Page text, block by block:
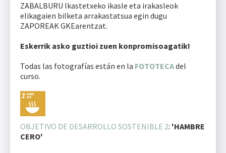
ZABALBURU Ikastetxeko ikasle eta irakasleok
elikagaien bilketa arrakastatsua egin dugu
ZAPOREAK GKEarentzat.
Eskerrik asko guztioi zuen konpromisoagatik!
Todas las fotografías están en la FOTOTECAdel
curso.
OBJETIVO DE DESARROLLO SOSTENIBLE 2: 'HAMBRE
CERO'